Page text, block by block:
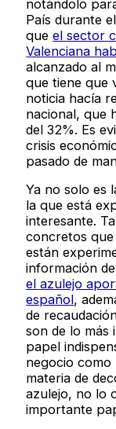
notándolo
País durante
queel sector
Valenciana
alcanzado al
que tiene que
noticia hacía
nacional, que
del 32%. Es
crisis
pasado de
Ya no solo es
la que está
interesante.
concretos
están
información
el azulejo
español,
de
son de lo más
papel
negocio como
materia de
azulejo, no lo
importante